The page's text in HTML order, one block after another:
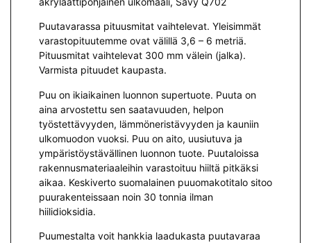
Puutavarassa pituusmitat vaihtelevat. Yleisimmät
varastopituutemme ovat välillä 3,6 – 6 metriä.
Pituusmitat vaihtelevat 300 mm välein (jalka).
Varmista pituudet kaupasta.
Puu on ikiaikainen luonnon supertuote. Puuta on
aina arvostettu sen saatavuuden, helpon
työstettävyyden, lämmöneristävyyden ja kauniin
ulkomuodon vuoksi. Puu on aito, uusiutuva ja
ympäristöystävällinen luonnon tuote. Puutaloissa
rakennusmateriaaleihin varastoituu hiiltä pitkäksi
aikaa. Keskiverto suomalainen puuomakotitalo sitoo
puurakenteissaan noin 30 tonnia ilman
hiilidioksidia.
Puumestalta voit hankkia laadukasta puutavaraa